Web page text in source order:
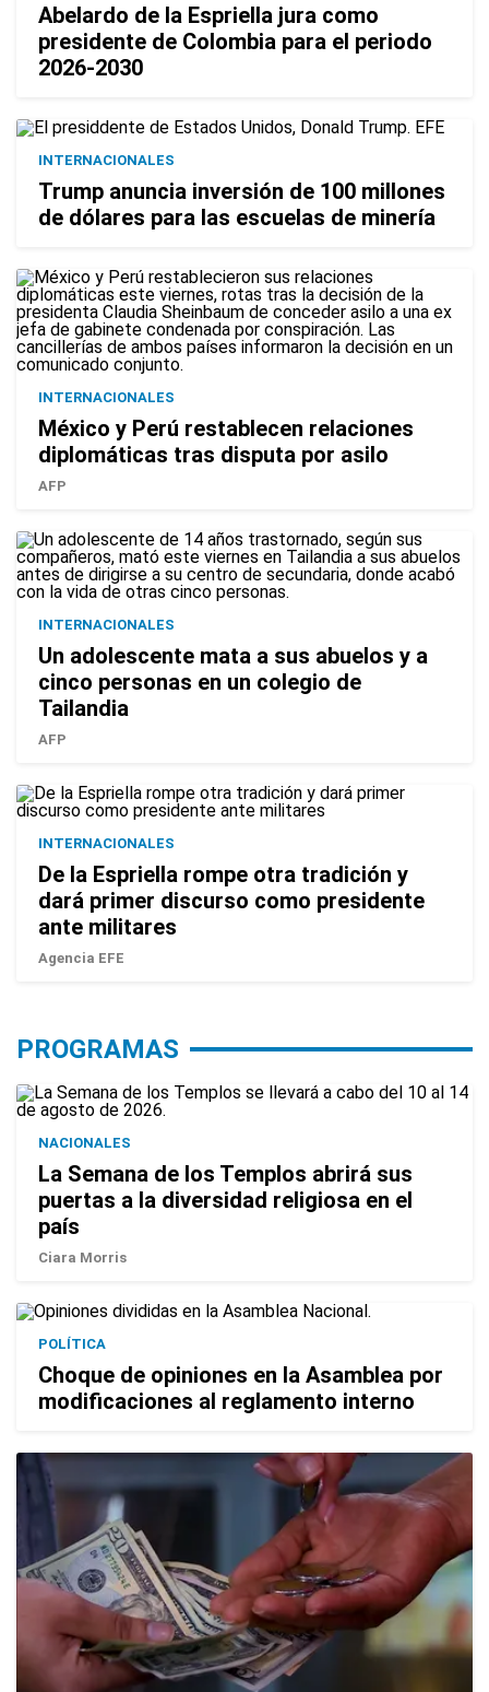
Abelardo de la Espriella jura como
presidente de Colombia para el periodo
2026-2030
INTERNACIONALES
Trump anuncia inversión de 100 millones
de dólares para las escuelas de minería
INTERNACIONALES
México y Perú restablecen relaciones
diplomáticas tras disputa por asilo
AFP
INTERNACIONALES
Un adolescente mata a sus abuelos y a
cinco personas en un colegio de
Tailandia
AFP
INTERNACIONALES
De la Espriella rompe otra tradición y
dará primer discurso como presidente
ante militares
Agencia EFE
PROGRAMAS
NACIONALES
La Semana de los Templos abrirá sus
puertas a la diversidad religiosa en el
país
Ciara Morris
POLÍTICA
Choque de opiniones en la Asamblea por
modificaciones al reglamento interno